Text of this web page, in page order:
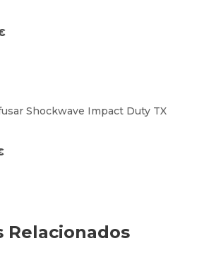
Shockwave Impact Duty TX
Relacionados